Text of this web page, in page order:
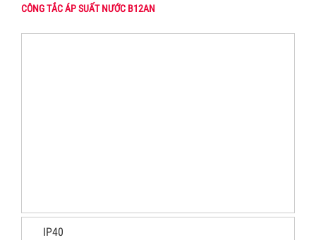
CÔNG TẮC ÁP SUẤT NƯỚC B12AN
IP40